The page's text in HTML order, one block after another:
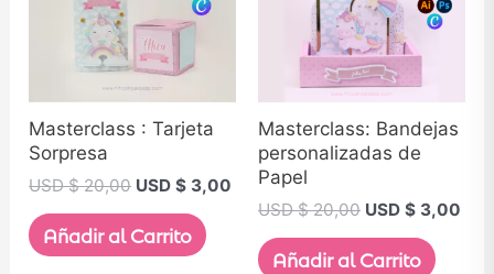
Masterclass : Tarjeta
Sorpresa
USD $20,00 USD $ 3,00
Añadir al Carrito
Masterclass: Bandejas
personalizadas de
Papel
USD $20,00 USD $ 3,00
Añadir al Carrito